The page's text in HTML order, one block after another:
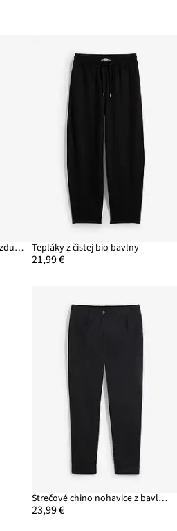
Nohavice bez zapínania zo vzdušného mixu plátna a viskózy Tepláky z čistej bio bavlny
21,99 €
Strečové chino nohavice z bavlny, po členky
23,99 €